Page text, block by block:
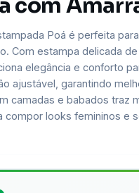
com
Poá é perfeita
Com estampa delicada
elegância e conforto
ajustável, garantindo
camadas e babados traz
compor looks femininos e